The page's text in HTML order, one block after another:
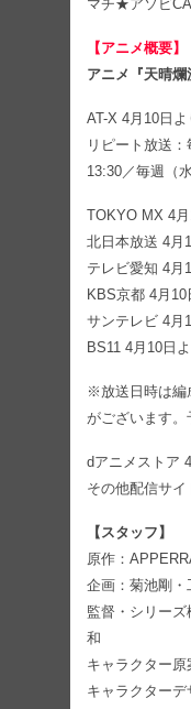
マチ★アソビ
【アニメ概要】
アニメ『天晴爛
AT-X 4月10日
リピート放送：
13:30／毎週（
TOKYO MX 4
北日本放送 4月
テレビ愛知 4月
KBS京都 4月10
サンテレビ 4月
BS11 4月10日
※放送日時は編
がございます。
dアニメストア
その他配信サイ
【スタッフ】
原作：
企画：菊池剛・
監督・シリー
和
キャラクター原
キャラクター